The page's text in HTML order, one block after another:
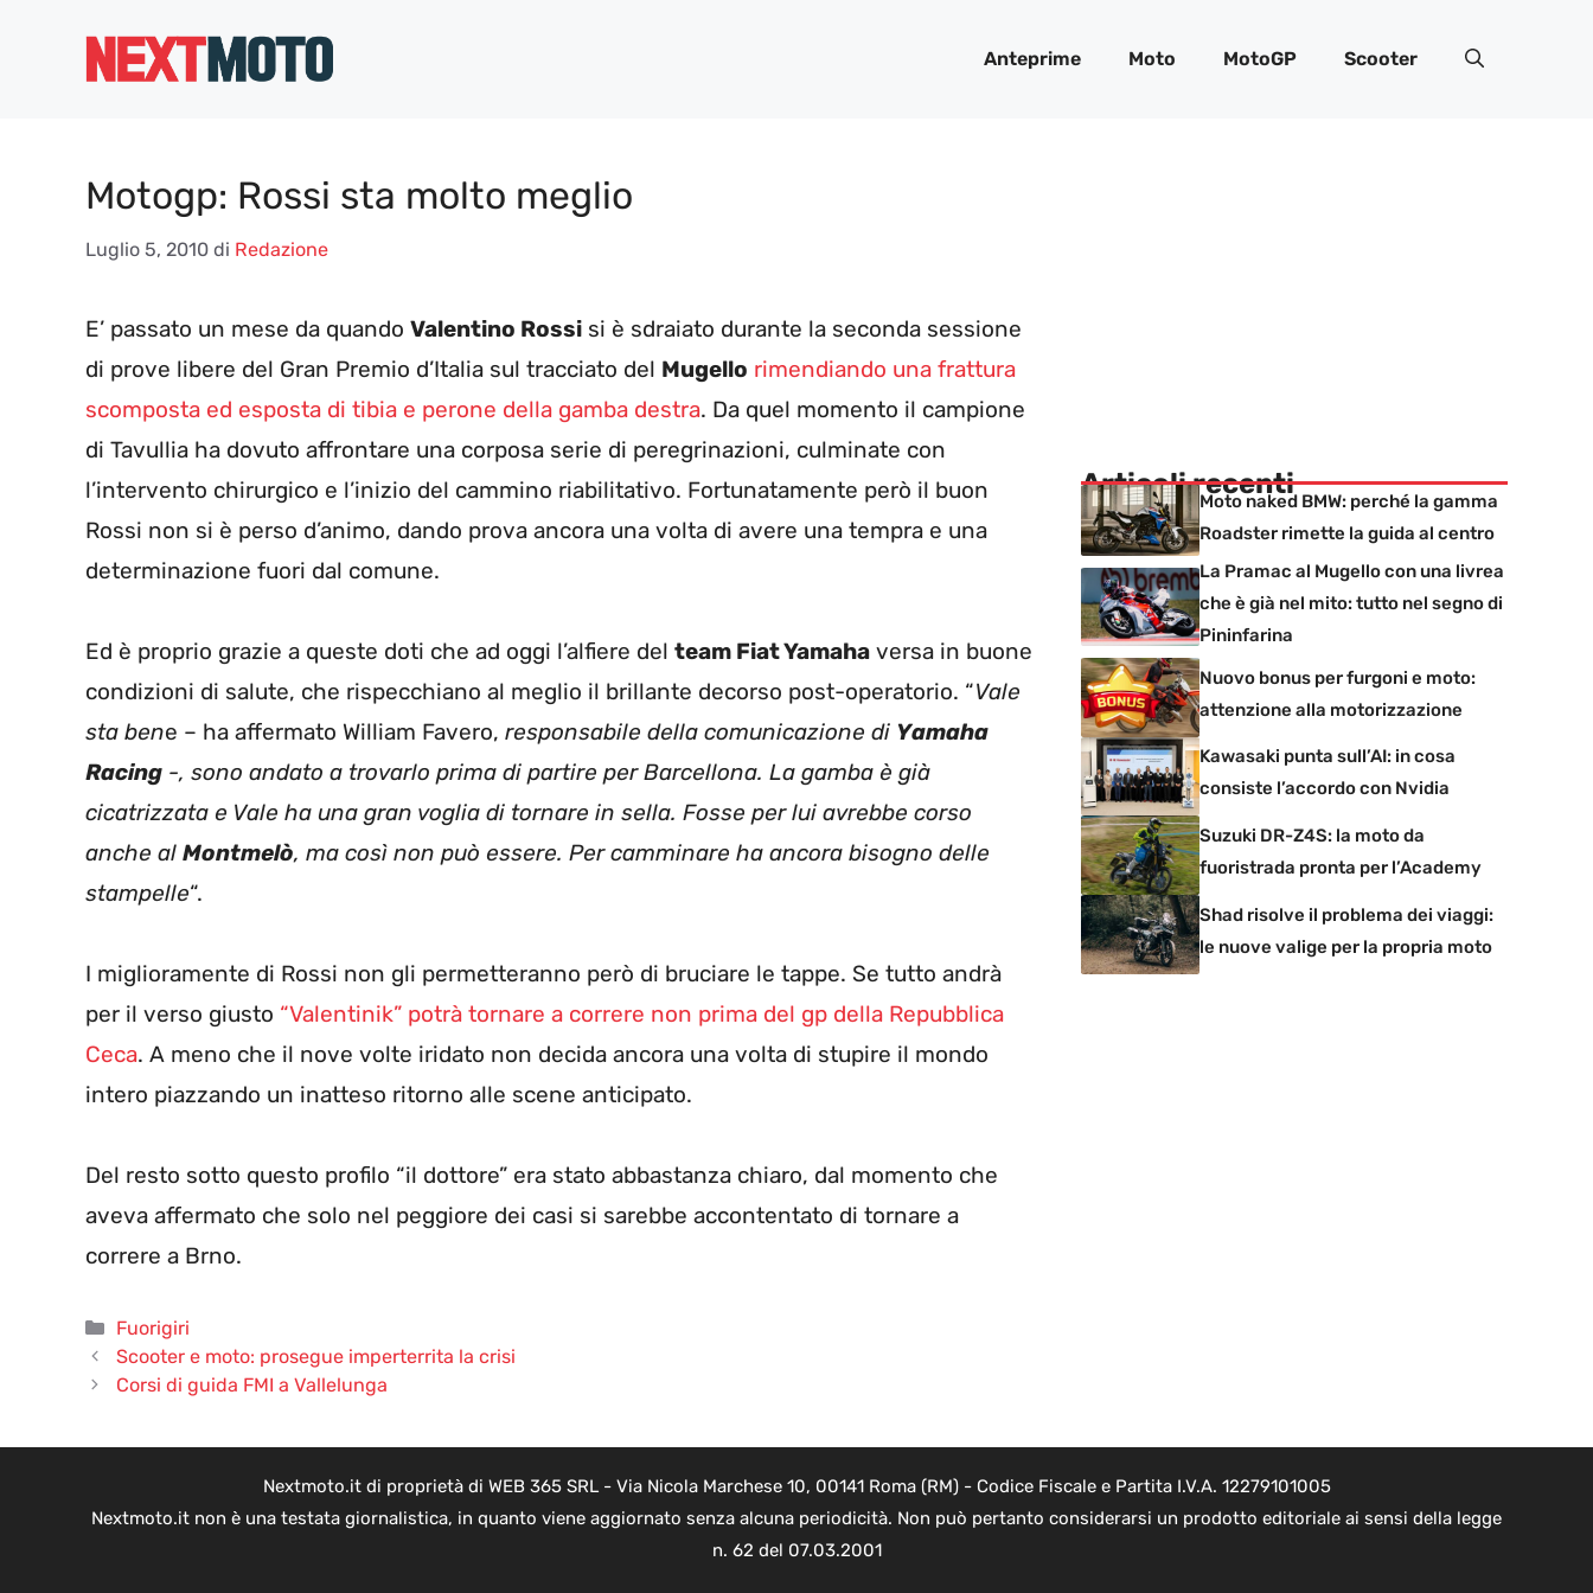
Anteprime Moto MotoGP Scooter
Motogp: Rossi sta molto meglio
Luglio 5, 2010 di Redazione
E’ passato un mese da quando Valentino Rossi si è sdraiato durante la seconda sessione
di prove libere del Gran Premio d’Italia sul tracciato del Mugello rimendiando una frattura
scomposta ed esposta di tibia e perone della gamba destra. Da quel momento il campione
di Tavullia ha dovuto affrontare una corposa serie di peregrinazioni, culminate con
l’intervento chirurgico e l’inizio del cammino riabilitativo. Fortunatamente però il buon
Rossi non si è perso d’animo, dando prova ancora una volta di avere una tempra e una
determinazione fuori dal comune.
Ed è proprio grazie a queste doti che ad oggi l’alfiere del team Fiat Yamaha versa in buone
condizioni di salute, che rispecchiano al meglio il brillante decorso post-operatorio. “Vale
sta bene – ha affermato William Favero, responsabile della comunicazione di Yamaha
Racing -, sono andato a trovarlo prima di partire per Barcellona. La gamba è già
cicatrizzata e Vale ha una gran voglia di tornare in sella. Fosse per lui avrebbe corso
anche al Montmelò, ma così non può essere. Per camminare ha ancora bisogno delle
stampelle“.
I miglioramente di Rossi non gli permetteranno però di bruciare le tappe. Se tutto andrà
per il verso giusto “Valentinik” potrà tornare a correre non prima del gp della Repubblica
Ceca. A meno che il nove volte iridato non decida ancora una volta di stupire il mondo
intero piazzando un inatteso ritorno alle scene anticipato.
Del resto sotto questo profilo “il dottore” era stato abbastanza chiaro, dal momento che
aveva affermato che solo nel peggiore dei casi si sarebbe accontentato di tornare a
correre a Brno.
Categorie
Fuorigiri
Scooter e moto: prosegue imperterrita la crisi
Corsi di guida FMI a Vallelunga
Articoli recenti
Moto naked BMW: perché la gamma
Roadster rimette la guida al centro
La Pramac al Mugello con una livrea
che è già nel mito: tutto nel segno di
Pininfarina
Nuovo bonus per furgoni e moto:
attenzione alla motorizzazione
Kawasaki punta sull’AI: in cosa
consiste l’accordo con Nvidia
Suzuki DR-Z4S: la moto da
fuoristrada pronta per l’Academy
Shad risolve il problema dei viaggi:
le nuove valige per la propria moto
Nextmoto.it di proprietà di WEB 365 SRL - Via Nicola Marchese 10, 00141 Roma (RM) - Codice Fiscale e Partita I.V.A. 12279101005
Nextmoto.it non è una testata giornalistica, in quanto viene aggiornato senza alcuna periodicità. Non può pertanto considerarsi un prodotto editoriale ai sensi della legge
n. 62 del 07.03.2001